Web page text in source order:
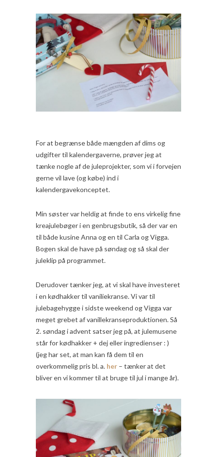
For at begrænse både mængden af dims og
udgifter til kalendergaverne, prøver jeg at
tænke nogle af de juleprojekter, som vi i forvejen
gerne vil lave (og købe) ind i
kalendergavekonceptet.
Min søster var heldig at finde to ens virkelig fine
kreajulebøger i en genbrugsbutik, så der var en
til både kusine Anna og en til Carla og Vigga.
Bogen skal de have på søndag og så skal der
juleklip på programmet.
Derudover tænker jeg, at vi skal have investeret
i en kødhakker til vaniliekranse. Vi var til
julebagehygge i sidste weekend og Vigga var
meget grebet af vanillekranseproduktionen. Så
2. søndag i advent satser jeg på, at julemusene
står for kødhakker + dej eller ingredienser : )
(jeg har set, at man kan få dem til en
overkommelig pris bl. a. her – tænker at det
bliver en vi kommer til at bruge til jul i mange år).